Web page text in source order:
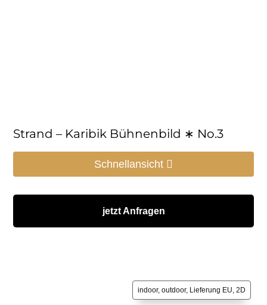
Strand – Karibik Bühnenbild ∗ No.3
Schnellansicht
jetzt Anfragen
indoor, outdoor, Lieferung EU, 2D